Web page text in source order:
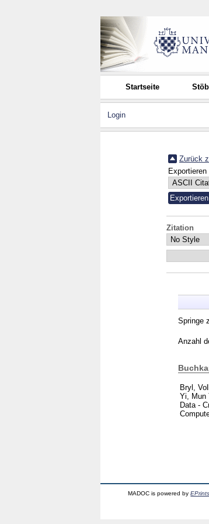
Startseite
Login
Zurück
Exportieren
Zitation
Springe
Anzahl
Bryl,
Yi, Mun
Data -
MADOC is powered by